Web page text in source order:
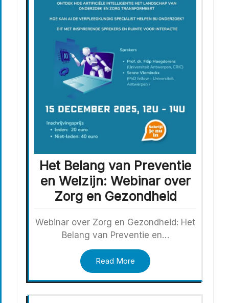
Het Belang van Preventie
en Welzijn: Webinar over
Zorg en Gezondheid
Webinar over Zorg en Gezondheid: Het
Belang van Preventie en…
Read More